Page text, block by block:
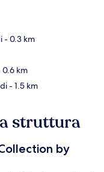
- 0.3 km
0.6 km
- 1.5 km
struttura
by